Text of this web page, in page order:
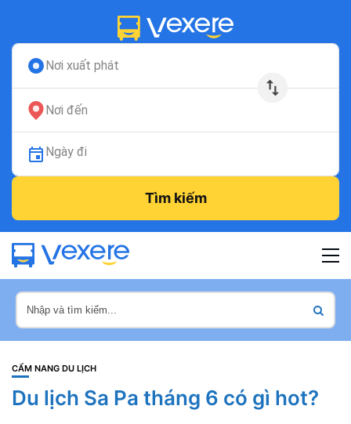
Nơi xuất phát
Nơi đến
Ngày đi
Tìm kiếm
CẨM NANG DU LỊCH
Du lịch Sa Pa tháng 6 có gì hot?